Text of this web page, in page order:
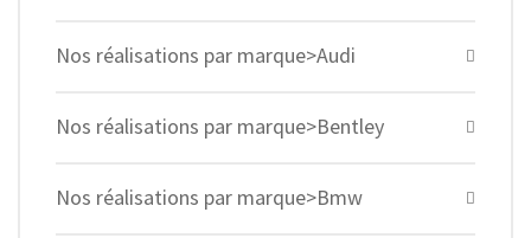
Nos réalisations par marque>Audi
Nos réalisations par marque>Bentley
Nos réalisations par marque>Bmw